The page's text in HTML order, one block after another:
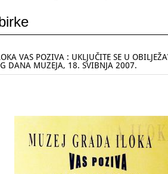
VAS POZIVA : UKLJUČITE SE U
DANA MUZEJA, 18. SVIBNJA 2007.